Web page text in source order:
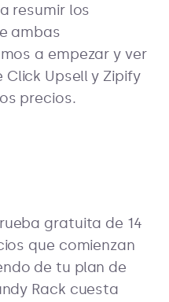
resumir los
ambas
a empezar y ver
Click Upsell y Zipify
precios.
gratuita de 14
que comienzan
de tu plan de
Rack cuesta